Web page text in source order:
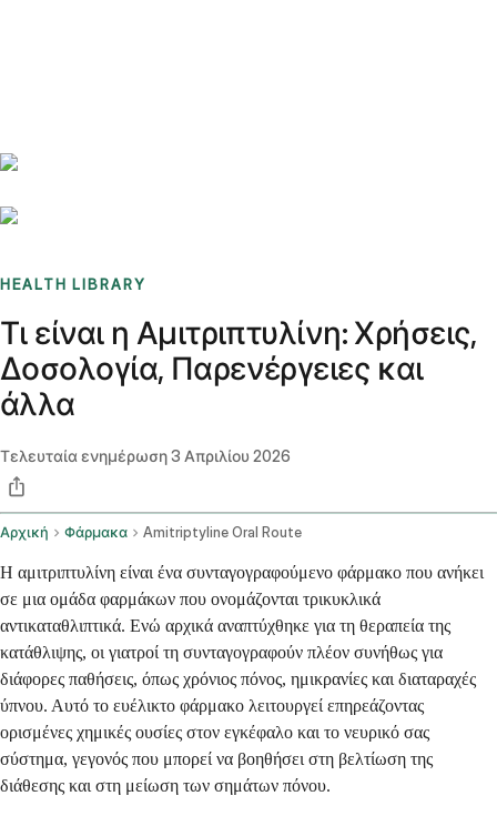
HEALTH LIBRARY
Τι είναι η Αμιτριπτυλίνη: Χρήσεις,
Δοσολογία, Παρενέργειες και
άλλα
Τελευταία ενημέρωση3 Απριλίου 2026
Αρχική Φάρμακα Amitriptyline Oral Route
Η αμιτριπτυλίνη είναι ένα συνταγογραφούμενο φάρμακο που ανήκει
σε μια ομάδα φαρμάκων που ονομάζονται τρικυκλικά
αντικαταθλιπτικά. Ενώ αρχικά αναπτύχθηκε για τη θεραπεία της
κατάθλιψης, οι γιατροί τη συνταγογραφούν πλέον συνήθως για
διάφορες παθήσεις, όπως χρόνιος πόνος, ημικρανίες και διαταραχές
ύπνου. Αυτό το ευέλικτο φάρμακο λειτουργεί επηρεάζοντας
ορισμένες χημικές ουσίες στον εγκέφαλο και το νευρικό σας
σύστημα, γεγονός που μπορεί να βοηθήσει στη βελτίωση της
διάθεσης και στη μείωση των σημάτων πόνου.